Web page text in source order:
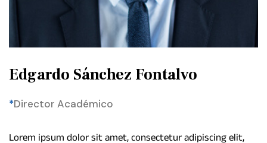
Edgardo Sánchez Fontalvo
*Director Académico
Lorem ipsum dolor sit amet, consectetur adipiscing elit,